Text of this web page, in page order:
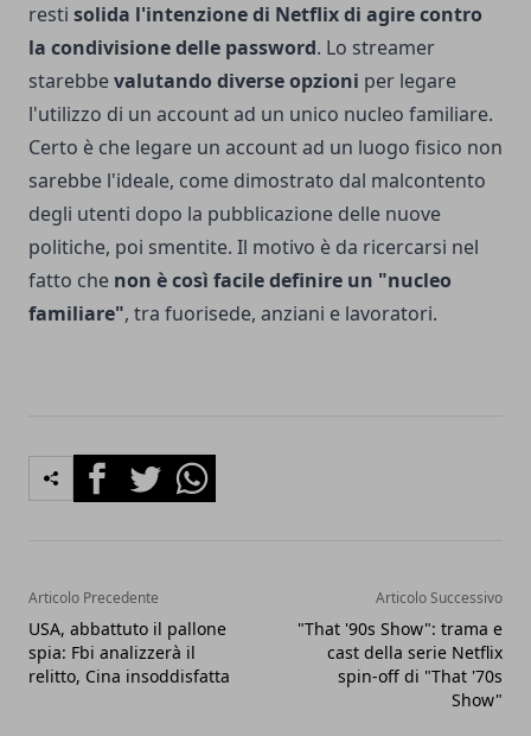
resti solida l'intenzione di Netflix di agire contro
la condivisione delle password. Lo streamer
starebbevalutando diverse opzioni per legare
l'utilizzo di un account ad un unico nucleo familiare.
Certo è che legare un account ad un luogo fisico non
sarebbe l'ideale, come dimostrato dal malcontento
degli utenti dopo la pubblicazione delle nuove
politiche, poi smentite. Il motivo è da ricercarsi nel
fatto che non è così facile definire un "nucleo
familiare", tra fuorisede, anziani e lavoratori.
FacebookTwitterWhatsapp
Articolo Precedente
USA, abbattuto il pallone
spia: Fbi analizzerà il
relitto, Cina insoddisfatta
Articolo Successivo
"That '90s Show": trama e
cast della serie Netflix
spin-off di "That '70s
Show"